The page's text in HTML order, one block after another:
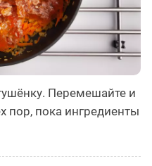
Перемешайте и
пор, пока ингредиенты